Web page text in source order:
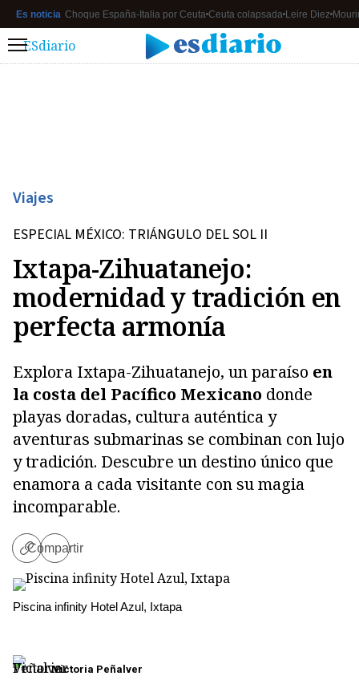
Es noticia Choque España-Italia por Ceuta Ceuta colapsada Leire Diez
Menú
ESdiario
Viajes
ESPECIAL MÉXICO: TRIÁNGULO DEL SOL II
Ixtapa-Zihuatanejo:
modernidad y tradición en
perfecta armonía
Explora Ixtapa-Zihuatanejo, un paraíso en
la costa del Pacífico Mexicano donde
playas doradas, cultura auténtica y
aventuras submarinas se combinan con lujo
y tradición. Descubre un destino único que
enamora a cada visitante con su magia
incomparable.
Copiar
enlace
Compartir
Piscina infinity Hotel Azul, Ixtapa
Victoria Peñalver